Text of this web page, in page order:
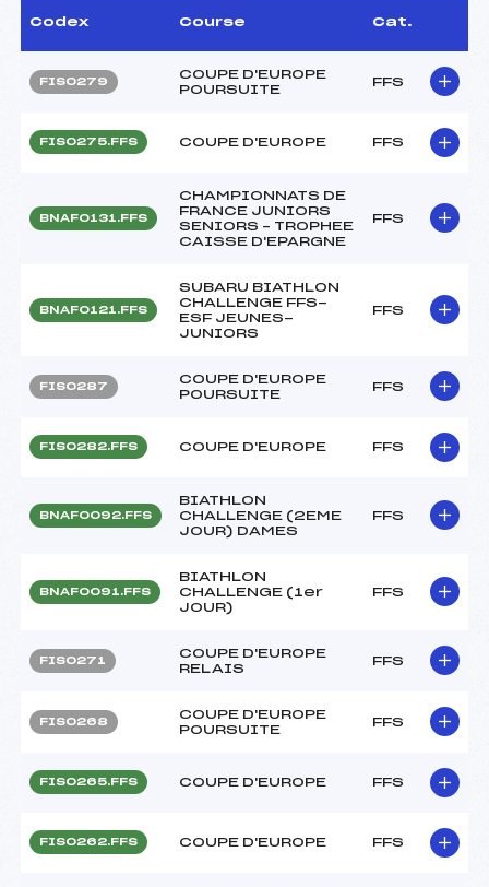
Codex Course Cat.
FIS0279
COUPE D'EUROPE
POURSUITE
FFS
FIS0275.FFS COUPE D'EUROPE FFS
BNAF0131.FFS
CHAMPIONNATS DE
FRANCE JUNIORS
SENIORS – TROPHEE
CAISSE D'EPARGNE
FFS
BNAF0121.FFS
SUBARU BIATHLON
CHALLENGE FFS-
ESF JEUNES-
JUNIORS
FFS
FIS0287
COUPE D'EUROPE
POURSUITE
FFS
FIS0282.FFS COUPE D'EUROPE FFS
BNAF0092.FFS
BIATHLON
CHALLENGE (2EME
JOUR) DAMES
FFS
BNAF0091.FFS
BIATHLON
CHALLENGE (1er
JOUR)
FFS
FIS0271
COUPE D'EUROPE
RELAIS
FFS
FIS0268
COUPE D'EUROPE
POURSUITE
FFS
FIS0265.FFS COUPE D'EUROPE FFS
FIS0262.FFS COUPE D'EUROPE FFS